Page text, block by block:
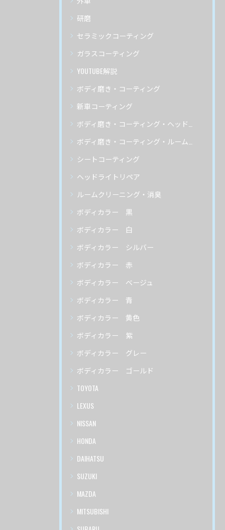
研磨
セラミックコーティング
ガラスコーティング
YOUTUBE解説
ボディ磨き・コーティング
新車コーティング
ボディ磨き・コーティング・ヘッドライトリペア
ボディ磨き・コーティング・ルームクリーニング
シートコーティング
ヘッドライトリペア
ルームクリーニング・消臭
ボディカラー 黒
ボディカラー 白
ボディカラー シルバー
ボディカラー 赤
ボディカラー ベージュ
ボディカラー 青
ボディカラー 黄色
ボディカラー 紫
ボディカラー グレー
ボディカラー ゴールド
TOYOTA
LEXUS
NISSAN
HONDA
DAIHATSU
SUZUKI
MAZDA
MITSUBISHI